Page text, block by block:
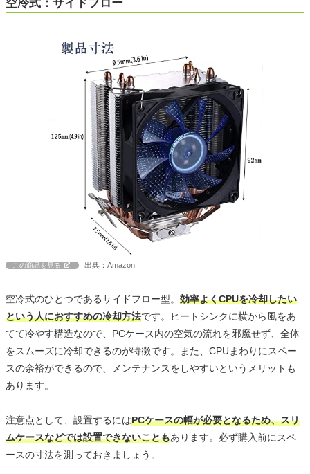
空冷式：サイドフロー
この商品を見る 出典：Amazon
空冷式のひとつであるサイドフロー型。 効率よくCPUを冷却したい
という人におすすめの冷却方法です。ヒートシンクに横から風をあ
てて冷やす構造なので、PCケース内の空気の流れを邪魔せず、全体
をスムーズに冷却できるのが特徴です。また、CPUまわりにスペー
スの余裕ができるので、メンテナンスをしやすいというメリットも
あります。
注意点として、設置するにはPCケースの幅が必要となるため、スリ
ムケースなどでは設置できないこともあります。必ず購入前にスペ
ースの寸法を測っておきましょう。